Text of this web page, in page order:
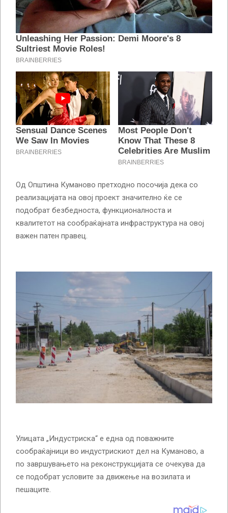
Од Општина Куманово претходно посочија дека со
реализацијата на овој проект значително ќе се
подобрат безбедноста, функционалноста и
квалитетот на сообраќајната инфраструктура на овој
важен патен правец.
Улицата „Индустриска“ е една од поважните
сообраќајници во индустрискиот дел на Куманово, а
по завршувањето на реконструкцијата се очекува да
се подобрат условите за движење на возилата и
пешаците.